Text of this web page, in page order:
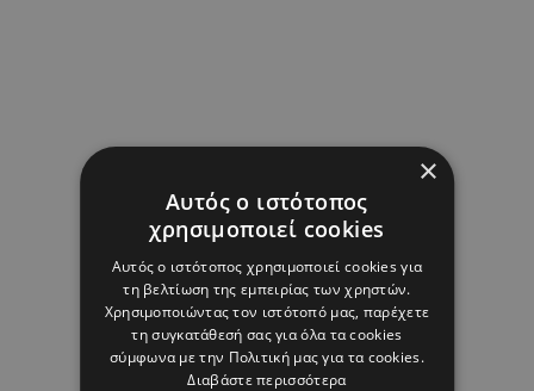
×
Αυτός ο ιστότοπος
χρησιμοποιεί cookies
Αυτός ο ιστότοπος χρησιμοποιεί cookies για
τη βελτίωση της εμπειρίας των χρηστών.
Χρησιμοποιώντας τον ιστότοπό μας, παρέχετε
τη συγκατάθεσή σας για όλα τα cookies
σύμφωνα με την Πολιτική μας για τα cookies.
Διαβάστε περισσότερα